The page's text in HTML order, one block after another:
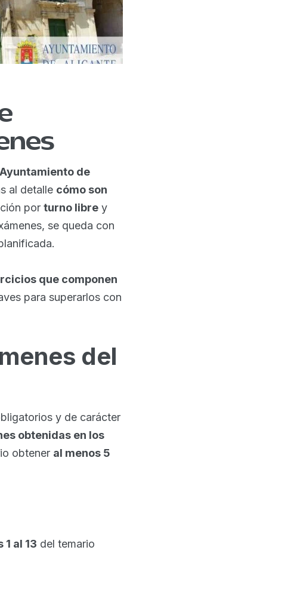
de
al detalle cómo son
por turno libre y
se queda con
que componen
para superarlos con
del
y de carácter
obtenidas en los
obtener al menos 5
1 al 13 del temario